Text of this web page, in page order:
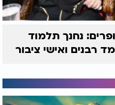
נחנך תלמוד
רבנים ואישי ציבור